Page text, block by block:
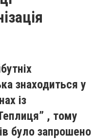
знаходиться у
із
, тому
було запрошено